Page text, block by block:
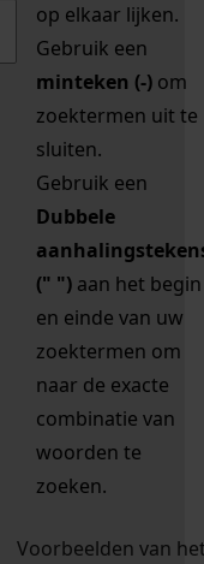
op elkaar lijken.
Gebruik een
minteken (-) om
zoektermen uit te
sluiten.
Gebruik een
Dubbele
(" ") aan het begin
en einde van uw
zoektermen om
naar de exacte
combinatie van
woorden te
zoeken.
Voorbeelden van